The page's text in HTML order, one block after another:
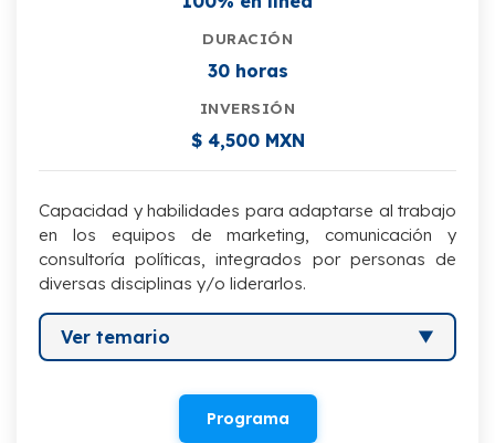
DURACIÓN
30 horas
INVERSIÓN
$ 4,500 MXN
Capacidad y habilidades para adaptarse al trabajo
en los equipos de marketing, comunicación y
consultoría políticas, integrados por personas de
diversas disciplinas y/o liderarlos.
Ver temario
II. Elementos iniciales para el diseño de
Programa